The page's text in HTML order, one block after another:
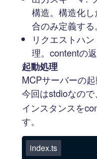
構造。構造化
合のみ定義する。
リクエストハ
理。contentの返
起動処理
MCPサーバーの起
今回はstdioなので、
インスタンスを
す。
index.ts